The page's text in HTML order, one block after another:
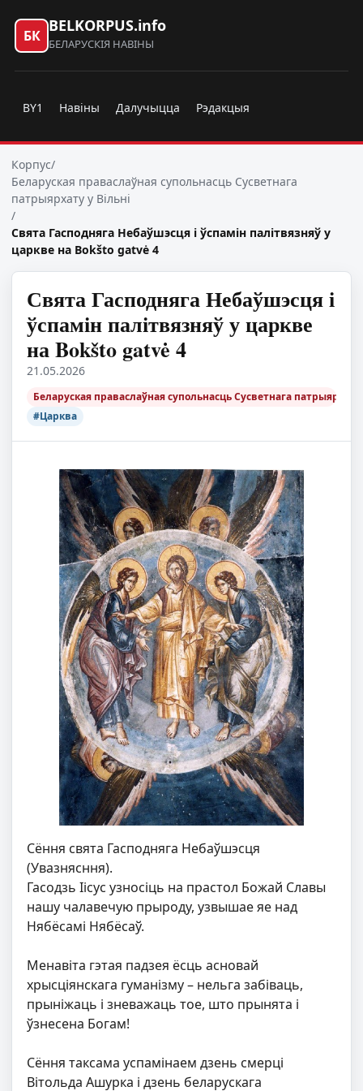
БК
BELKORPUS.info
БЕЛАРУСКІЯ НАВІНЫ
BY1 Навіны Далучыцца Рэдакцыя
Корпус/
Беларуская праваслаўная супольнасць Сусветнага
патрыярхату у Вільні
/
Свята Гасподняга Небаўшэсця і ўспамін палітвязняў у
царкве на Bokšto gatvė 4
Свята Гасподняга Небаўшэсця і
ўспамін палітвязняў у царкве
на Bokšto gatvė 4
21.05.2026
Беларуская праваслаўная супольнасць Сусветнага патрыярхату
#Царква
Сёння свята Гасподняга Небаўшэсця
(Увазнясння).
Гасодзь Іісус узносіць на прастол Божай Славы
нашу чалавечую прыроду, узвышае яе над
Нябёсамі Нябёсаў.
Менавіта гэтая падзея ёсць асновай
хрысціянскага гуманізму – нельга забіваць,
прыніжаць і зневажаць тое, што прынята і
ўзнесена Богам!
Сёння таксама успамінаем дзень смерці
Вітольда Ашурка і дзень беларускага